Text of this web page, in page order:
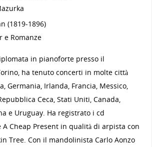
(1819-1896)
e Romanze
in pianoforte presso il
ha tenuto concerti in molte città
Germania, Irlanda, Francia, Messico,
Ceca, Stati Uniti, Canada,
e Uruguay. Ha registrato i cd
A Cheap Present in qualità di arpista con
Tree. Con il mandolinista Carlo Aonzo